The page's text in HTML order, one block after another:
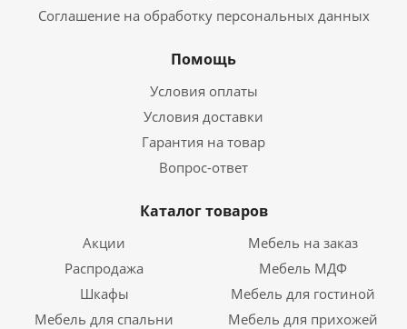
Соглашение на обработку персональных данных
Помощь
Условия оплаты
Условия доставки
Гарантия на товар
Вопрос-ответ
Каталог товаров
Акции
Мебель на заказ
Распродажа
Мебель МДФ
Шкафы
Мебель для гостиной
Мебель для спальни
Мебель для прихожей